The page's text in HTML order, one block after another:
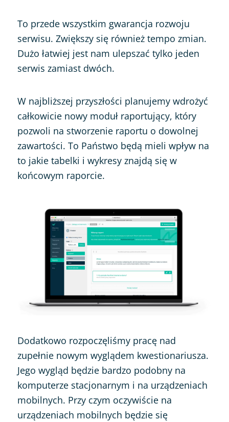
To przede wszystkim gwarancja rozwoju
serwisu. Zwiększy się również tempo zmian.
Dużo łatwiej jest nam ulepszać tylko jeden
serwis zamiast dwóch.
W najbliższej przyszłości planujemy wdrożyć
całkowicie nowy moduł raportujący, który
pozwoli na stworzenie raportu o dowolnej
zawartości. To Państwo będą mieli wpływ na
to jakie tabelki i wykresy znajdą się w
końcowym raporcie.
Dodatkowo rozpoczęliśmy pracę nad
zupełnie nowym wyglądem kwestionariusza.
Jego wygląd będzie bardzo podobny na
komputerze stacjonarnym i na urządzeniach
mobilnych. Przy czym oczywiście na
urządzeniach mobilnych będzie się